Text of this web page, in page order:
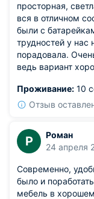
просторная,
вся в отличном
были с
трудностей у нас
порадовала.
ведь вариант
Проживание: 10
Отзыв
Р
Роман
24 апреля
Современно,
было и
мебель в